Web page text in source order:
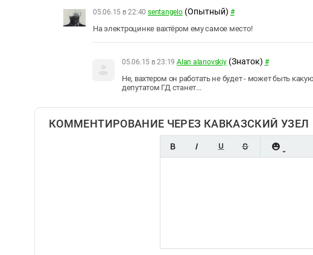
05.06.15 в 22:40 sentangelo (Опытный) #
На электроцинке вахтёром ему самое место!
05.06.15 в 23:19 Alan alanovskiy (Знаток) #
Не, вахтером он работать не будет - может быть
депутатом ГД станет...
КОММЕНТИРОВАНИЕ ЧЕРЕЗ КАВКАЗСКИЙ УЗЕЛ